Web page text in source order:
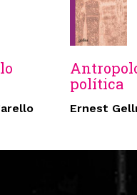
política
Ernest